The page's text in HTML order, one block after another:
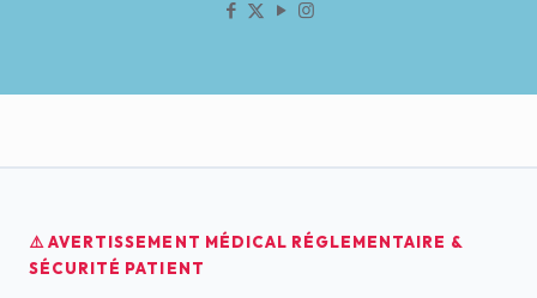
⚠️ AVERTISSEMENT MÉDICAL RÉGLEMENTAIRE &
SÉCURITÉ PATIENT